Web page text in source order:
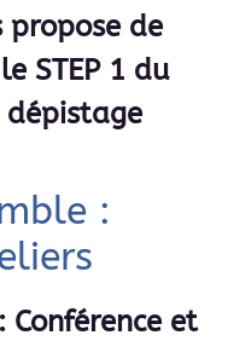
propose de
STEP 1 du
dépistage
:
et